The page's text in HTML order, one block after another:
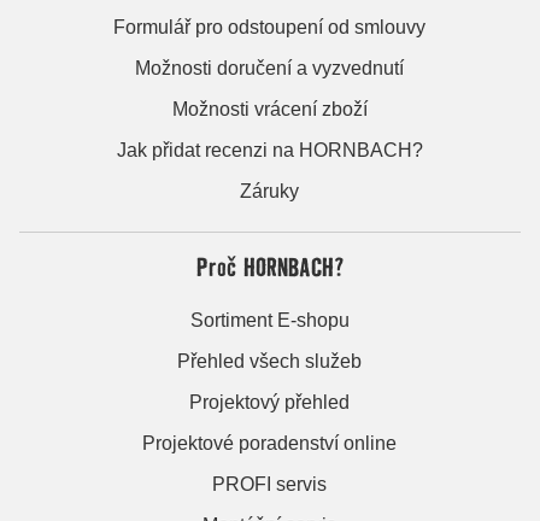
Formulář pro odstoupení od smlouvy
Možnosti doručení a vyzvednutí
Možnosti vrácení zboží
Jak přidat recenzi na HORNBACH?
Záruky
Proč HORNBACH?
Sortiment E-shopu
Přehled všech služeb
Projektový přehled
Projektové poradenství online
PROFI servis